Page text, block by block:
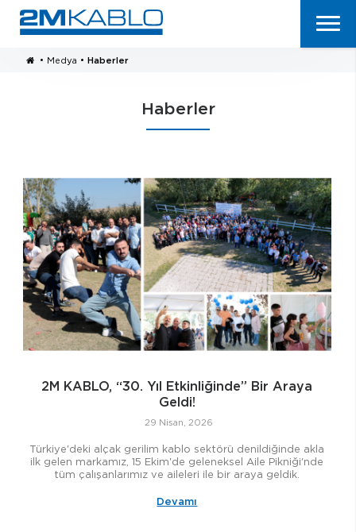
• Medya • Haberler
Haberler
2M KABLO, “30. Yıl Etkinliğinde” Bir Araya
Geldi!
29 Nisan, 2026
Türkiye'deki alçak gerilim kablo sektörü denildiğinde akla
ilk gelen markamız, 15 Ekim'de geleneksel Aile Pikniği'nde
tüm çalışanlarımız ve aileleri ile bir araya geldik.
Devamı